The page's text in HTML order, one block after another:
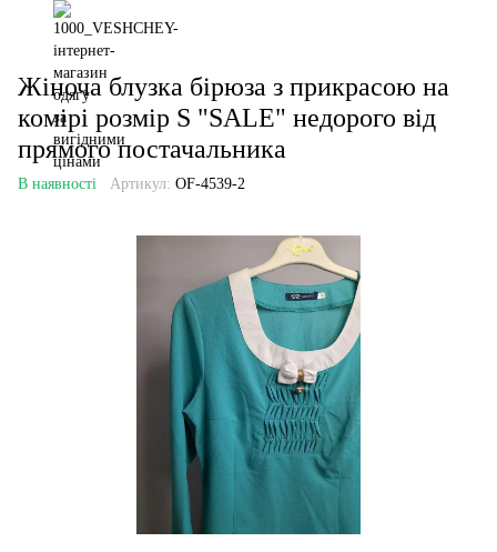
Жіноча блузка бірюза з прикрасою на
комірі розмір S "SALE" недорого від
прямого постачальника
В наявності Артикул: OF-4539-2